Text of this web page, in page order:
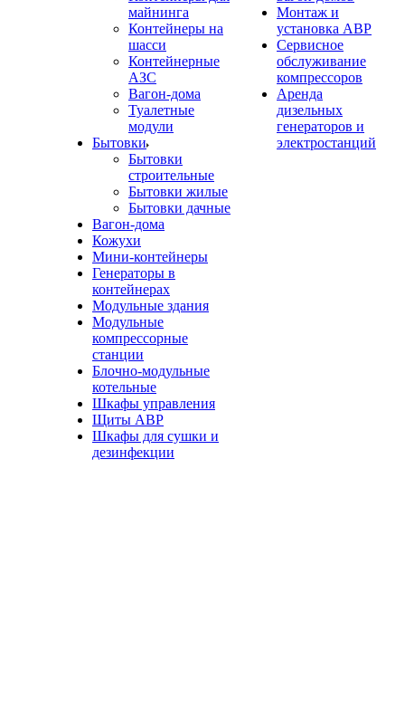
майнинга
Контейнеры на
шасси
Контейнерные
АЗС
Вагон-дома
Туалетные
модули
Бытовки
Бытовки
строительные
Бытовки жилые
Бытовки дачные
Вагон-дома
Кожухи
Мини-контейнеры
Генераторы в
контейнерах
Модульные здания
Модульные
компрессорные
станции
Блочно-модульные
котельные
Шкафы управления
Щиты АВР
Шкафы для сушки и
дезинфекции
Монтаж и
установка АВР
Сервисное
обслуживание
компрессоров
Аренда
дизельных
генераторов и
электростанций